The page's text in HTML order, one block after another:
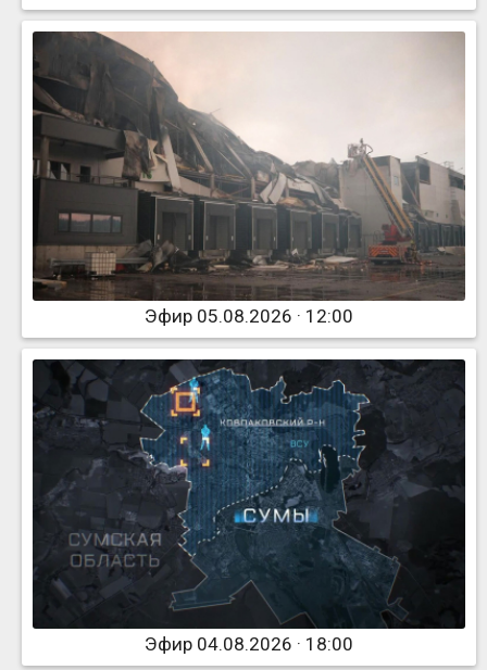
Эфир 05.08.2026 · 12:00
Эфир 04.08.2026 · 18:00